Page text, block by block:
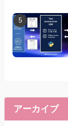
アーカイブ